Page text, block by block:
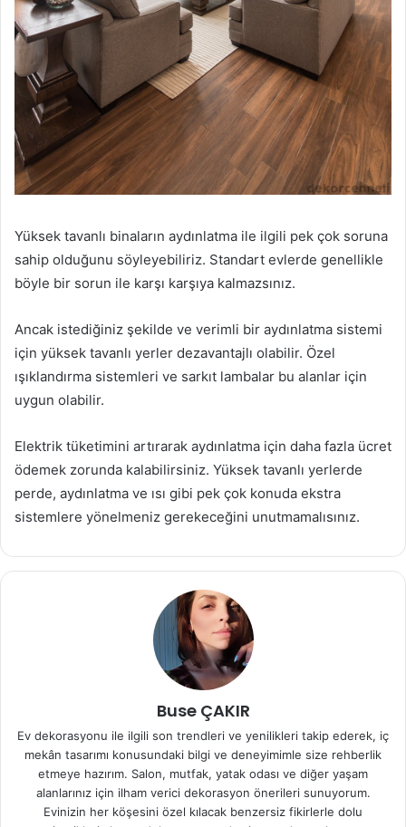
Yüksek tavanlı binaların aydınlatma ile ilgili pek çok soruna
sahip olduğunu söyleyebiliriz. Standart evlerde genellikle
böyle bir sorun ile karşı karşıya kalmazsınız.
Ancak istediğiniz şekilde ve verimli bir aydınlatma sistemi
için yüksek tavanlı yerler dezavantajlı olabilir. Özel
ışıklandırma sistemleri ve sarkıt lambalar bu alanlar için
uygun olabilir.
Elektrik tüketimini artırarak aydınlatma için daha fazla ücret
ödemek zorunda kalabilirsiniz. Yüksek tavanlı yerlerde
perde, aydınlatma ve ısı gibi pek çok konuda ekstra
sistemlere yönelmeniz gerekeceğini unutmamalısınız.
Buse ÇAKIR
Ev dekorasyonu ile ilgili son trendleri ve yenilikleri takip ederek, iç
mekân tasarımı konusundaki bilgi ve deneyimimle size rehberlik
etmeye hazırım. Salon, mutfak, yatak odası ve diğer yaşam
alanlarınız için ilham verici dekorasyon önerileri sunuyorum.
Evinizin her köşesini özel kılacak benzersiz fikirlerle dolu